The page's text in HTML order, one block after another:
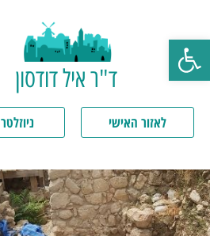
פתח סרגל נגישות
ד"ר איל דודסון
לאזור האישי ניוזלטר